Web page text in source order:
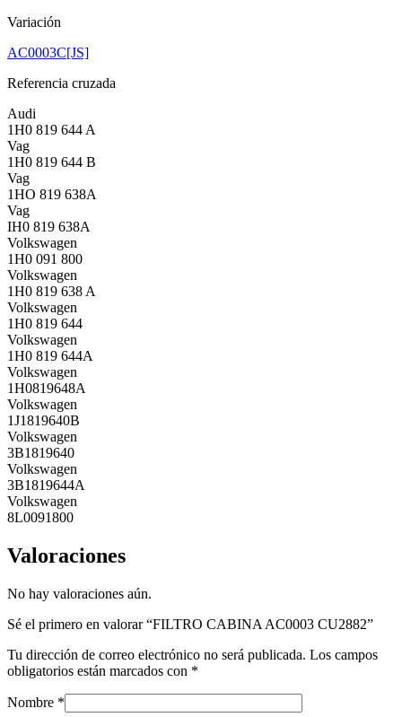
Variación
AC0003C[JS]
Referencia cruzada
Audi
1H0 819 644 A
Vag
1H0 819 644 B
Vag
1HO 819 638A
Vag
IH0 819 638A
Volkswagen
1H0 091 800
Volkswagen
1H0 819 638 A
Volkswagen
1H0 819 644
Volkswagen
1H0 819 644A
Volkswagen
1H0819648A
Volkswagen
1J1819640B
Volkswagen
3B1819640
Volkswagen
3B1819644A
Volkswagen
8L0091800
Valoraciones
No hay valoraciones aún.
Sé el primero en valorar “FILTRO CABINA AC0003 CU2882”
Tu dirección de correo electrónico no será publicada. Los campos
obligatorios están marcados con *
Nombre *